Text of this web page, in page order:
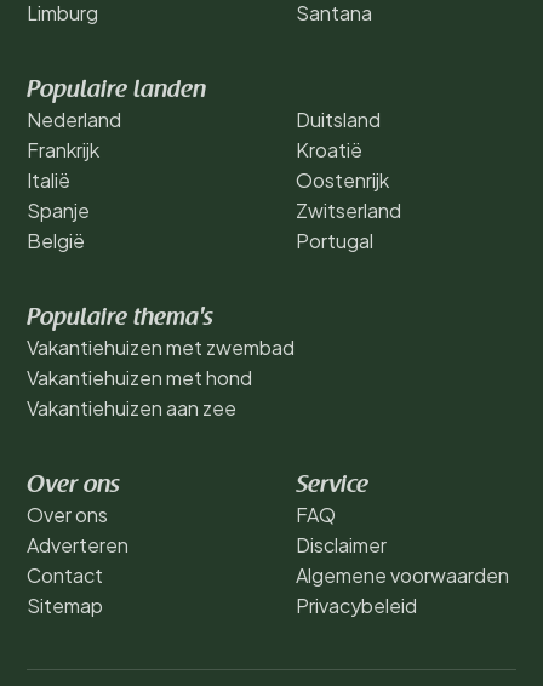
Limburg
Santana
Populaire landen
Nederland
Frankrijk
Italië
Spanje
België
Duitsland
Kroatië
Oostenrijk
Zwitserland
Portugal
Populaire thema's
Vakantiehuizen met zwembad
Vakantiehuizen met hond
Vakantiehuizen aan zee
Over ons
Over ons
Adverteren
Contact
Sitemap
Service
FAQ
Disclaimer
Algemene voorwaarden
Privacybeleid